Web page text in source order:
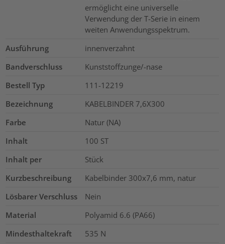
ermöglicht eine universelle
Verwendung der T-Serie in einem
weiten Anwendungsspektrum.
Ausführung
innenverzahnt
Bandverschluss
Kunststoffzunge/-nase
Bestell Typ
111-12219
Bezeichnung
KABELBINDER 7,6X300
Farbe
Natur (NA)
Inhalt
100 ST
Inhalt per
Stück
Kurzbeschreibung
Kabelbinder 300x7,6 mm, natur
Lösbarer Verschluss
Nein
Material
Polyamid 6.6 (PA66)
Mindesthaltekraft
535 N